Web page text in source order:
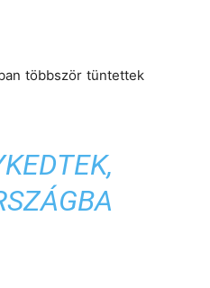
többször tüntettek